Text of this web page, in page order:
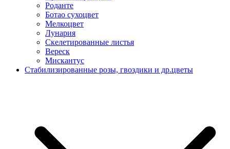
Роданте
Ботао сухоцвет
Мелкоцвет
Лунария
Скелетированные листья
Вереск
Мискантус
Стабилизированные розы, гвоздики и др.цветы